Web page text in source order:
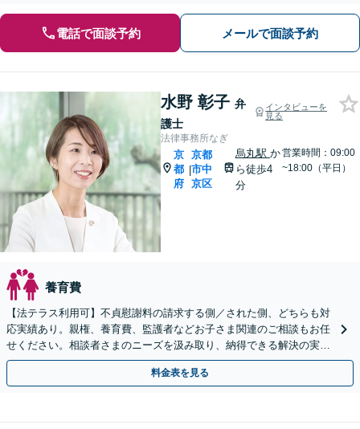
電話で面談予約 メールで面談予約
水野 彰子 弁
護士
インタビューを
見る
法律事務所なぎ
京
都
府
|
京都
市中
京区
烏丸駅 か
ら徒歩4
分
営業時間：09:00
~18:00（平日）
養育費
【法テラス利用可】不貞慰謝料の請求する側／された側、どちらも対
応実績あり。親権、養育費、監護者などお子さま関連のご相談もお任
せください。相談者さまのニーズを汲み取り、納得できる解決の実現
を目指します【Web面談可】【初回相談無料】
料金表を見る